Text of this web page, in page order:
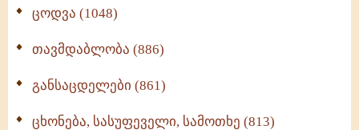
ცოდვა (1048)
თავმდაბლობა (886)
განსაცდელები (861)
ცხონება, სასუფეველი, სამოთხე (813)